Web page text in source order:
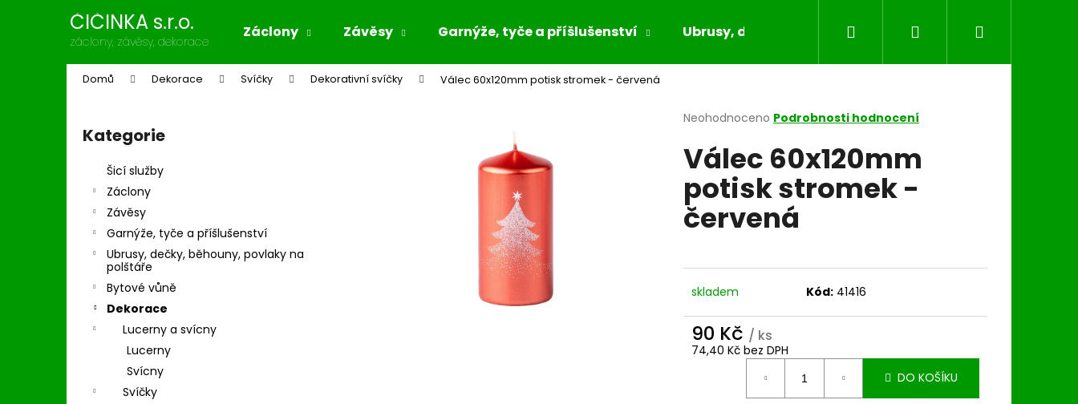
ČIČINKA s.r.o.
záclony, závěsy, dekorace
Záclony Závěsy Garnýže, tyče a příšlušenství Ubrusy, dečky, běhouny, povlaky na polštáře
Hledat PřihlášeníNákupní
Domů Dekorace Svíčky Dekorativní svíčky Válec 60x120mm potisk stromek - červená
Přeskočit
kategorie
Kategorie
Šicí služby
Záclony
Závěsy
Garnýže, tyče a příšlušenství
Ubrusy, dečky, běhouny, povlaky na
polštáře
Bytové vůně
Dekorace
Lucerny a svícny
Lucerny
Svícny
Svíčky
Průměrné
produktu
je
5
hvězdiček.
Neohodnoceno Podrobnosti hodnocení
Válec 60x120mm
potisk stromek -
červená
skladem Kód: 41416
90 Kč / ks
74,40 Kč bez DPH
DO KOŠÍKU
Zpět
obchodu
Zpět
obchodu
Co potřebujete najít?
Doporučujeme